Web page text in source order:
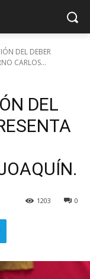
DEL DEBER
CARLOS...
DEL
0
1203